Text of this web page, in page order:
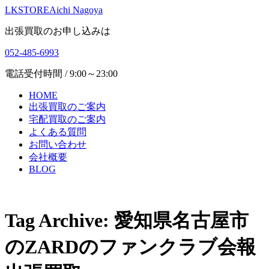
LKSTOREAichi Nagoya
出張買取のお申し込みは
052-485-6993
電話受付時間 / 9:00～23:00
HOME
出張買取のご案内
宅配買取のご案内
よくある質問
お問い合わせ
会社概要
BLOG
Tag Archive: 愛知県名古屋市
のZARDのファンクラブ会報